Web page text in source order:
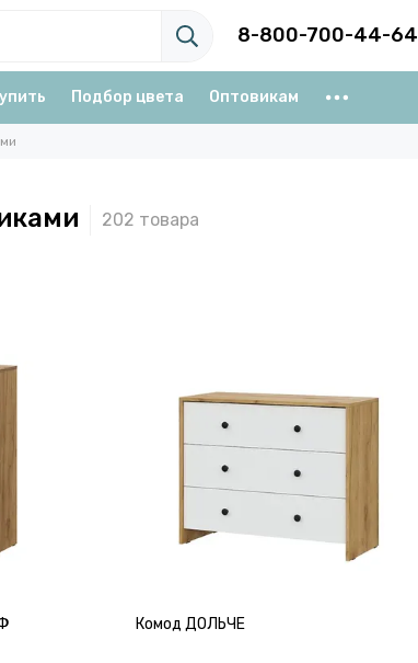
8-800-700-44-64
Подбор цвета Оптовикам
Комод ДОЛЬЧЕ